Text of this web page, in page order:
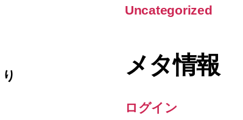
Uncategorized
メタ情報
ログイン